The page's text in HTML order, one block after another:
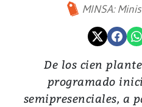
MINSA:
De los cien
programado
semipresenciales, a